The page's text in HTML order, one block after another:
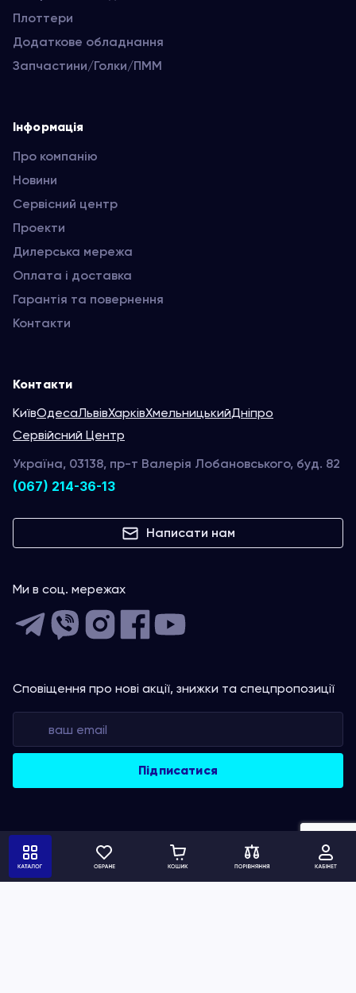
Плоттери
Додаткове обладнання
Запчастини/Голки/ПММ
Інформація
Про компанію
Новини
Сервісний центр
Проекти
Дилерська мережа
Оплата і доставка
Гарантія та повернення
Контакти
Контакти
КиївОдесаЛьвівХарківХмельницькийДніпро
Сервійсний Центр
Україна, 03138, пр-т Валерія Лобановського, буд. 82
(067) 214-36-13
Написати нам
Ми в соц. мережах
Сповіщення про нові акції, знижки та спецпропозиції